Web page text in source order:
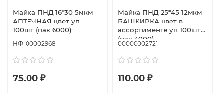
Майка ПНД 16*30 5мкм
АПТЕЧНАЯ цвет уп
100шт (пак 6000)
НФ-00002968
75.00 ₽
Майка ПНД 25*45 12мкм
БАШКИРКА цвет в
ассортименте уп 100шт
(пак 4000)
00000002721
110.00 ₽